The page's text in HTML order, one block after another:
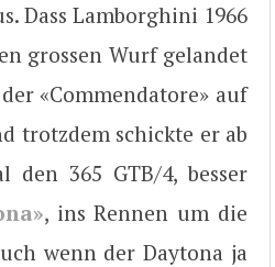
Dass Lamborghini 1966
grossen Wurf gelandet
«Commendatore» auf
trotzdem schickte er ab
den 365 GTB/4, besser
, ins Rennen um die
wenn der Daytona ja